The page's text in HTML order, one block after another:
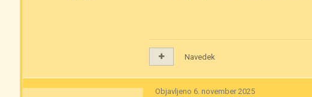
Navedek
Objavljeno 6. november 2025